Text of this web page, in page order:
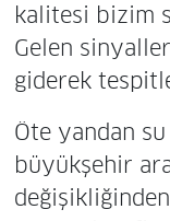
kalitesi bizim
Gelen
giderek
Öte yandan
büyükşehir